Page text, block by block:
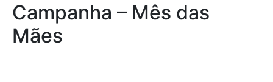
Campanha – Mês das
Mães